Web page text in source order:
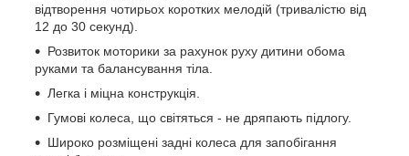
відтворення чотирьох коротких мелодій (тривалістю від
12 до 30 секунд).
Розвиток моторики за рахунок руху дитини обома
руками та балансування тіла.
Легка і міцна конструкція.
Гумові колеса, що світяться - не дряпають підлогу.
Широко розміщені задні колеса для запобігання